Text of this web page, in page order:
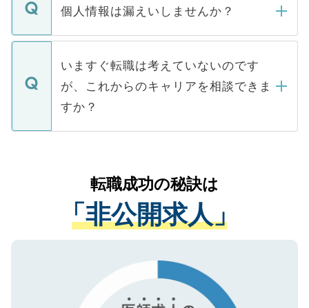
■応募殺到を避けるため 人気のある医療機
関を公にしてしまうと、応募が殺到する場
に、医療機関が求める条件に合った人材の
みを人材紹介会社に依頼するケースが増え
ています。
ん。また、仮に応募先から内定をいただい
定を承諾する必要はありません。内定先へ
の辞退の連絡はキャリアパートナーが行い
個人情報は漏えいしませんか？
個人情報が漏えいすることはありませんの
で、ご安心ください。当サイトからの登録
などで収集したご登録者様の個人情報は、
ご本人のキャリアアップおよび転職活動の
支援を目的に使用いたします。お預かりし
ているすべての個人データはご本人の許可
は、個人情報の取り扱いについての厳密な
管理基準を満たした事業者のみに付与され
る、プライバシーマークを取得済みです。
で、機密保持に関してもご安心ください。
いますぐ転職は考えていないのです
が、これからのキャリアを相談できま
すか？
かがいして、現在の医療機関の状況や紹介
経験をまじえながら、適切なアドバイスを
させていただきます。すぐにご転職をされ
ない方には、長期的なサポートが可能です
ので、まずはご登録ください。
転職成功の秘訣は
「非公開求人」